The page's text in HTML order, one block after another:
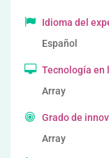
Idioma del
Español
Tecnología en
Array
Grado de
Array